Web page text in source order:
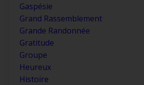
Gaspésie
Grand Rassemblement
Grande Randonnée
Gratitude
Groupe
Heureux
Histoire